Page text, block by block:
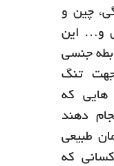
چین و
و… این
جنسی
تنگ
هایی که
دهند
طبیعی
که